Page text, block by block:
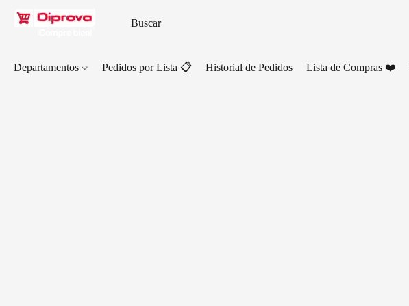
Departamentos Pedidos por Lista 📋 Historial de Pedidos Lista de Compras ❤️